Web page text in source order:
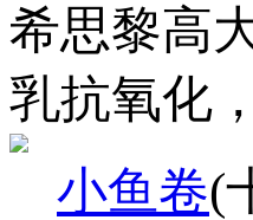
希思黎高
乳抗氧化
小鱼卷(